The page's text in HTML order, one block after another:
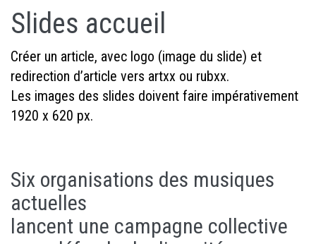
Slides accueil
Créer un article, avec logo (image du slide) et
redirection d’article vers artxx ou rubxx.
Les images des slides doivent faire impérativement
1920 x 620 px.
Six organisations des musiques
actuelles
lancent une campagne collective